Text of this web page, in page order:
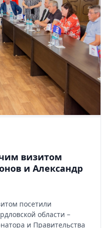
визитом
и Александр
посетили
области –
и Правительства